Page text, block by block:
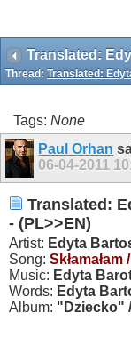
Thread: Translated:
Tags: None
Paul Orhan
06-04-2011
Translated:
- (PL>>EN)
Artist: Edyta
Song: Skłamałam
Music: Edyta
Words: Edyta
Album: "Dziecko"